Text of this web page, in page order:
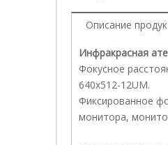
Описание
Инфракрасная
Фокусное
640x512-12UM.
Фиксированное
монитора,